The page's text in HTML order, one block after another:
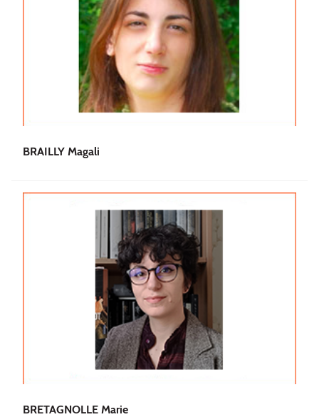
BRAILLY Magali
BRETAGNOLLE Marie